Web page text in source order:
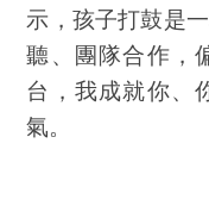
示，孩子打鼓是
聽、團隊合作，
台，我成就你、
氣。